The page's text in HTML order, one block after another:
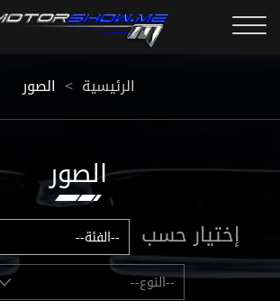
الرئيسية < الصور
الصور
إختيار حسب